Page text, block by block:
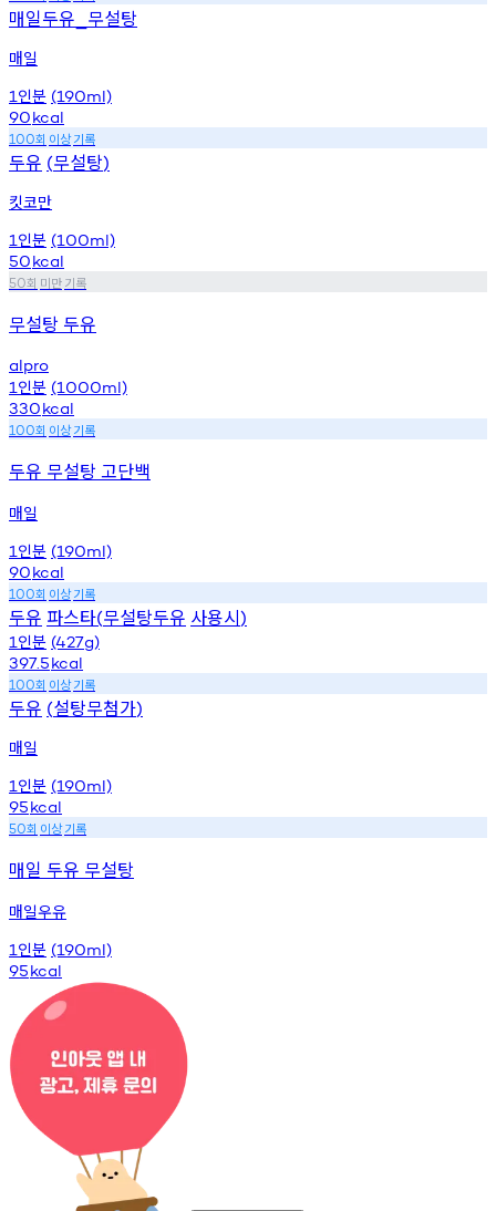
매일두유 무설탕
매일
1 인분 (190ml)
90kcal
100회 이상기록
두유 (무설탕)
킷코만
1 인분 (100ml)
50kcal
50회 미만기록
무설탕 두유
alpro
1 인분 (1000ml)
330kcal
100회 이상기록
두유 무설탕 고단백
매일
1 인분 (190ml)
90kcal
100회 이상기록
두유 파스타(무설탕두유 사용시)
1 인분 (427g)
397.5kcal
100회 이상기록
두유 (설탕무첨가)
매일
1 인분 (190ml)
95kcal
50회 이상기록
매일 두유 무설탕
매일우유
1 인분 (190ml)
95kcal